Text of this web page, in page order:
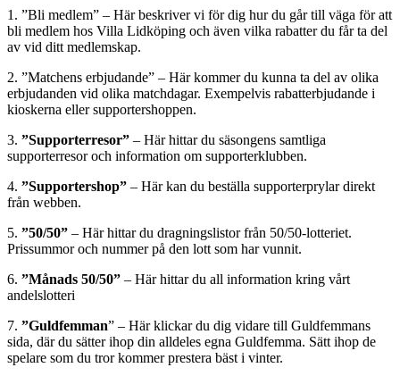
1. ”Bli medlem” – Här beskriver vi för dig hur du går till väga för att
bli medlem hos Villa Lidköping och även vilka rabatter du får ta del
av vid ditt medlemskap.
2. ”Matchens erbjudande” – Här kommer du kunna ta del av olika
erbjudanden vid olika matchdagar. Exempelvis rabatterbjudande i
kioskerna eller supportershoppen.
3. ”Supporterresor” – Här hittar du säsongens samtliga
supporterresor och information om supporterklubben.
4. ”Supportershop” – Här kan du beställa supporterprylar direkt
från webben.
5. ”50/50” – Här hittar du dragningslistor från 50/50-lotteriet.
Prissummor och nummer på den lott som har vunnit.
6. ”Månads 50/50” – Här hittar du all information kring vårt
andelslotteri
7. ”Guldfemman” – Här klickar du dig vidare till Guldfemmans
sida, där du sätter ihop din alldeles egna Guldfemma. Sätt ihop de
spelare som du tror kommer prestera bäst i vinter.